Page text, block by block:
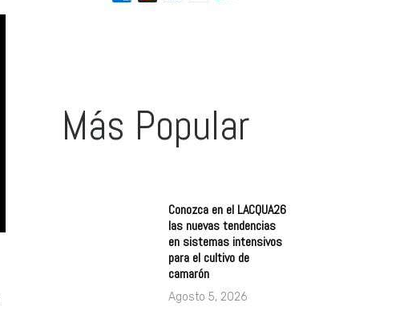
Más Popular
Conozca en el LACQUA26
las nuevas tendencias
en sistemas intensivos
para el cultivo de
camarón
Agosto 5, 2026